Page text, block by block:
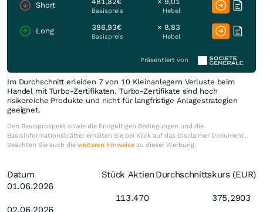
Short
Basispreis Hebel
Long 386,93€
Basispreis
× 8,83
Hebel
Präsentiert von
Im Durchschnitt erleiden 7 von 10 Kleinanlegern Verluste beim
Handel mit Turbo-Zertifikaten. Turbo-Zertifikate sind hoch
risikoreiche Produkte und nicht für langfristige Anlagestrategien
geeignet.
Den Basisprospekt sowie die Endgültigen Bedingungen und die
Basisinformationsblätter erhalten Sie bei Klick auf das Disclaimer Dokument.
Beachten Sie auch die weiteren Hinweise zu dieser Werbung.
Datum Stück Aktien Durchschnittskurs (EUR)
01.06.2026
113.470
375,2903
02.06.2026